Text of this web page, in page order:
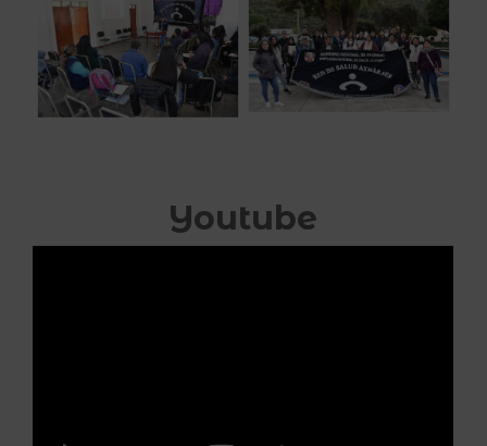
Youtube